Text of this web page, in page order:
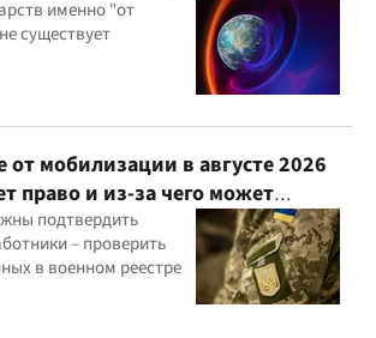
именно "от
существует
от мобилизации в августе 2026
право и из-за чего может
подтвердить
– проверить
в военном реестре